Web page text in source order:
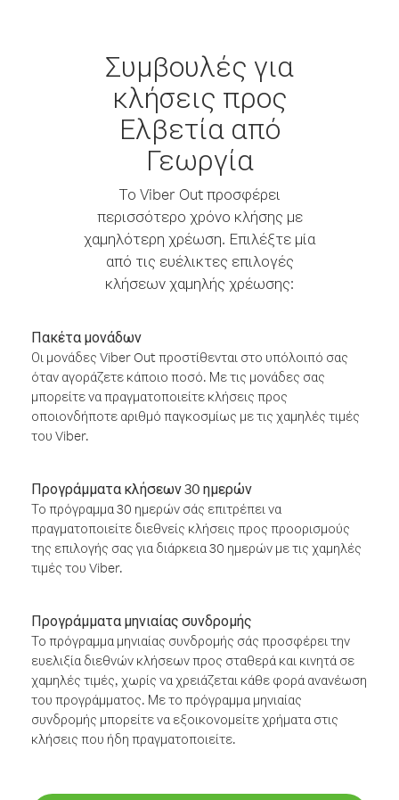
Συμβουλές για
κλήσεις προς
Ελβετία από
Γεωργία
Το Viber Out προσφέρει
περισσότερο χρόνο κλήσης με
χαμηλότερη χρέωση. Επιλέξτε μία
από τις ευέλικτες επιλογές
κλήσεων χαμηλής χρέωσης:
Πακέτα μονάδων
Οι μονάδες Viber Out προστίθενται στο υπόλοιπό σας
όταν αγοράζετε κάποιο ποσό. Με τις μονάδες σας
μπορείτε να πραγματοποιείτε κλήσεις προς
οποιονδήποτε αριθμό παγκοσμίως με τις χαμηλές τιμές
του Viber.
Προγράμματα κλήσεων 30 ημερών
Το πρόγραμμα 30 ημερών σάς επιτρέπει να
πραγματοποιείτε διεθνείς κλήσεις προς προορισμούς
της επιλογής σας για διάρκεια 30 ημερών με τις χαμηλές
τιμές του Viber.
Προγράμματα μηνιαίας συνδρομής
Το πρόγραμμα μηνιαίας συνδρομής σάς προσφέρει την
ευελιξία διεθνών κλήσεων προς σταθερά και κινητά σε
χαμηλές τιμές, χωρίς να χρειάζεται κάθε φορά ανανέωση
του προγράμματος. Με το πρόγραμμα μηνιαίας
συνδρομής μπορείτε να εξοικονομείτε χρήματα στις
κλήσεις που ήδη πραγματοποιείτε.